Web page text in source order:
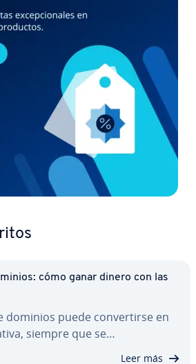
cómo ganar dinero con las
dominios puede co­n­ve­r­ti­r­se en
siempre que se…
Leer más